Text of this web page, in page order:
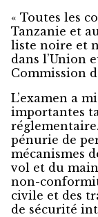
« Toutes les
Tanzanie et
liste noire et
dans l’Union
Commission
L’examen a
importantes
pénurie de
mécanismes
vol et du
non-
civile et des
de sécurité